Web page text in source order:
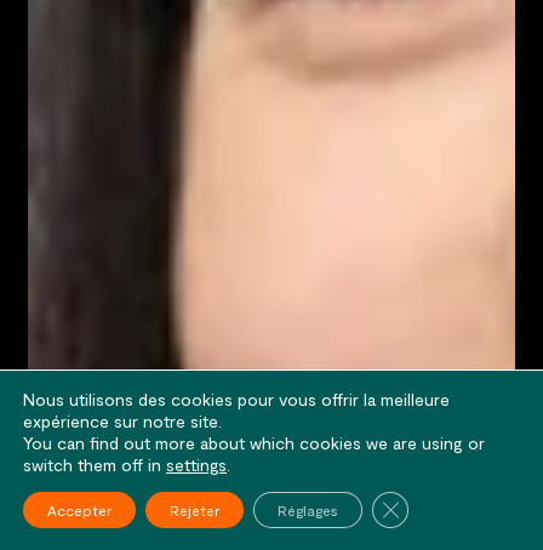
Nous utilisons des cookies pour vous offrir la meilleure
expérience sur notre site.
You can find out more about which cookies we are using or
switch them off in settings
Accepter Rejeter Réglages Fermer la bannière